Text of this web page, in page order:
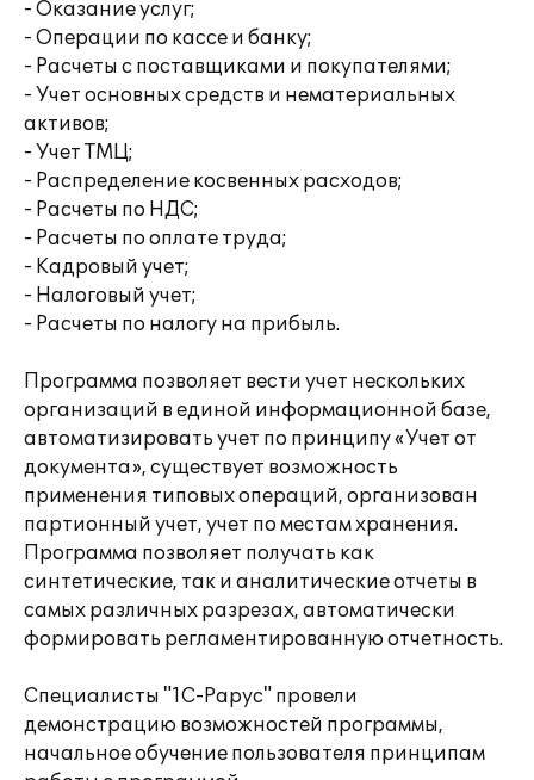
- Оказание услуг;
- Операции по кассе и банку;
- Расчеты с поставщиками и покупателями;
- Учет основных средств и нематериальных
активов;
- Учет ТМЦ;
- Распределение косвенных расходов;
- Расчеты по НДС;
- Расчеты по оплате труда;
- Кадровый учет;
- Налоговый учет;
- Расчеты по налогу на прибыль.
Программа позволяет вести учет нескольких
организаций в единой информационной базе,
автоматизировать учет по принципу «Учет от
документа», существует возможность
применения типовых операций, организован
партионный учет, учет по местам хранения.
Программа позволяет получать как
синтетические, так и аналитические отчеты в
самых различных разрезах, автоматически
формировать регламентированную отчетность.
Специалисты "1С-Рарус" провели
демонстрацию возможностей программы,
начальное обучение пользователя принципам